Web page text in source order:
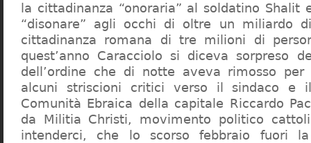
la cittadinanza “onoraria” al soldatino Shalit
“disonare” agli occhi di oltre un miliardo
cittadinanza romana di tre milioni di
quest’anno Caracciolo si diceva sorpreso
dell’ordine che di notte aveva rimosso
alcuni striscioni critici verso il sindaco e
Comunità Ebraica della capitale Riccardo
da Militia Christi, movimento politico
intenderci, che lo scorso febbraio fuori